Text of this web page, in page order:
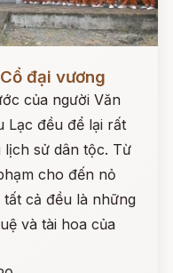
đại vương
của người Văn
Lạc đều để lại rất
sử dân tộc. Từ
cho đến nỏ
tất cả đều là những
và tài hoa của